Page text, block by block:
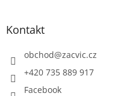
Kontakt
obchod@zacvic.cz
+420 735 889 917
Facebook